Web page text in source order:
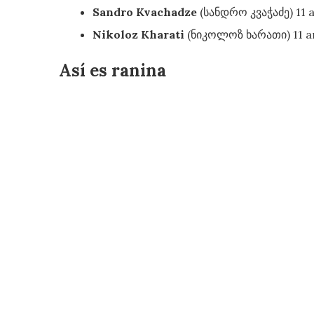
Sandro Kvachadze (სანდრო კვაჭაძე) 11
Nikoloz Kharati (ნიკოლოზ ხარათი) 11
Así es ranina